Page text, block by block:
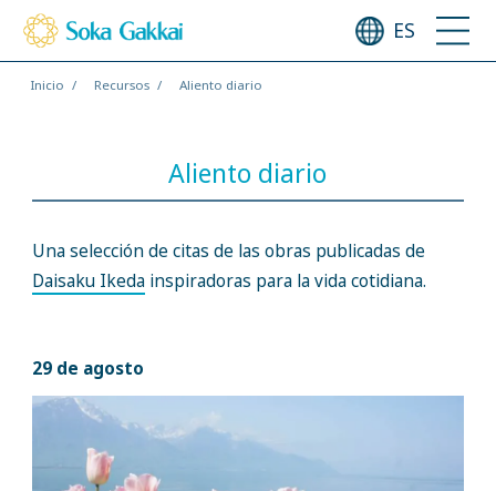
ES
Inicio Recursos Aliento diario
Aliento diario
Una selección de citas de las obras publicadas de
Daisaku Ikedainspiradoras para la vida cotidiana.
29 de agosto